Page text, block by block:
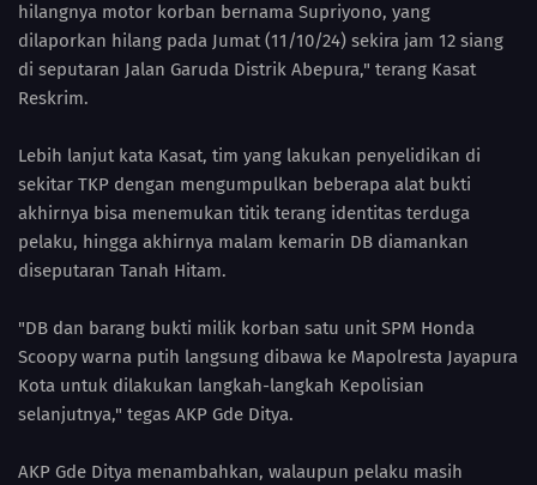
hilangnya motor korban bernama Supriyono, yang
dilaporkan hilang pada Jumat (11/10/24) sekira jam 12 siang
di seputaran Jalan Garuda Distrik Abepura," terang Kasat
Reskrim.
Lebih lanjut kata Kasat, tim yang lakukan penyelidikan di
sekitar TKP dengan mengumpulkan beberapa alat bukti
akhirnya bisa menemukan titik terang identitas terduga
pelaku, hingga akhirnya malam kemarin DB diamankan
diseputaran Tanah Hitam.
"DB dan barang bukti milik korban satu unit SPM Honda
Scoopy warna putih langsung dibawa ke Mapolresta Jayapura
Kota untuk dilakukan langkah-langkah Kepolisian
selanjutnya," tegas AKP Gde Ditya.
AKP Gde Ditya menambahkan, walaupun pelaku masih